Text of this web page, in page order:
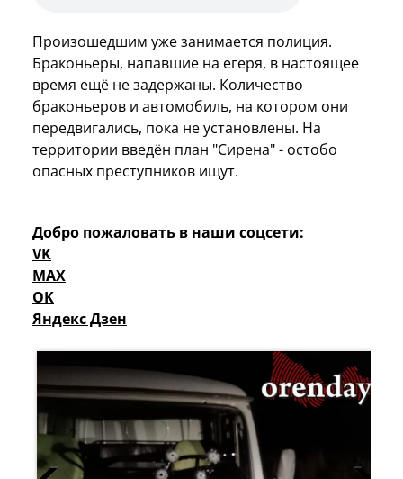
Произошедшим уже занимается полиция.
Браконьеры, напавшие на егеря, в настоящее
время ещё не задержаны. Количество
браконьеров и автомобиль, на котором они
передвигались, пока не установлены. На
территории введён план "Сирена" - остобо
опасных преступников ищут.
Добро пожаловать в наши соцсети:
VK
MAX
OK
Яндекс Дзен